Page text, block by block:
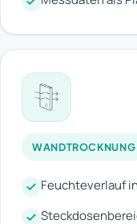
WANDTROCKNUNG
Feuchteverlauf